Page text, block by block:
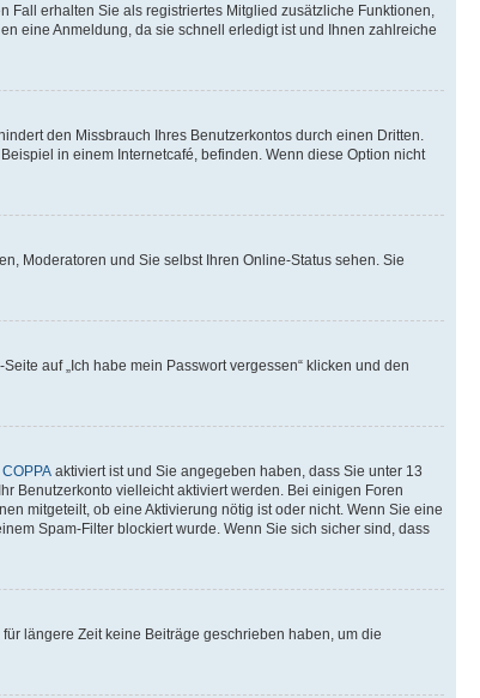
erhalten Sie als registriertes Mitglied zusätzliche Funktionen,
eine Anmeldung, da sie schnell erledigt ist und Ihnen zahlreiche
den Missbrauch Ihres Benutzerkontos durch einen Dritten.
in einem Internetcafé, befinden. Wenn diese Option nicht
Moderatoren und Sie selbst Ihren Online-Status sehen. Sie
auf „Ich habe mein Passwort vergessen“ klicken und den
COPPA aktiviert ist und Sie angegeben haben, dass Sie unter 13
Benutzerkonto vielleicht aktiviert werden. Bei einigen Foren
mitgeteilt, ob eine Aktivierung nötig ist oder nicht. Wenn Sie eine
Spam-Filter blockiert wurde. Wenn Sie sich sicher sind, dass
längere Zeit keine Beiträge geschrieben haben, um die